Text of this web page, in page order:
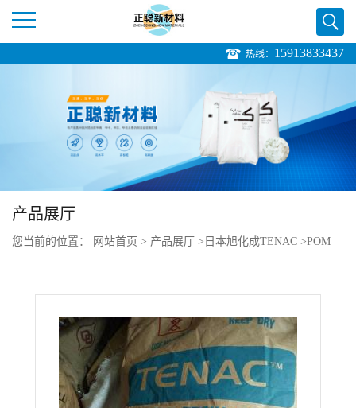
公
热线： 15913833437
产品展厅
您当前的位置： 网站首页 > 产品展厅 > 日本旭化成TENAC >POM